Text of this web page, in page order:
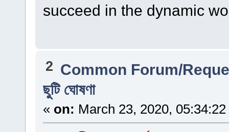
succeed in the dynamic
2 Common Forum/
ছুটি ঘোষণা
« on: March 23, 2020,